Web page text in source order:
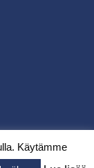
Käytämme